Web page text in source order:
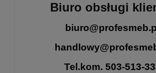
Biuro obsługi
biuro@profesmeb.pl
Tel.kom. 503-513-